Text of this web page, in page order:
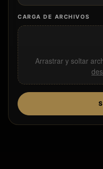
CARGA DE ARCHIVOS
Arrastrar y soltar